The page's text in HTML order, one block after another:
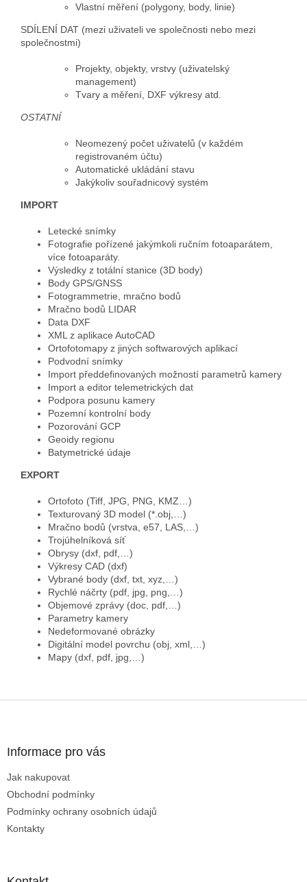
Vlastní měření (polygony, body, linie)
SDÍLENÍ DAT (mezi uživateli ve společnosti nebo mezi
společnostmi)
Projekty, objekty, vrstvy (uživatelský
management)
Tvary a měření, DXF výkresy atd.
OSTATNÍ
Neomezený počet uživatelů (v každém
registrovaném účtu)
Automatické ukládání stavu
Jakýkoliv souřadnicový systém
IMPORT
Letecké snímky
Fotografie pořízené jakýmkoli ručním fotoaparátem,
více fotoaparáty.
Výsledky z totální stanice (3D body)
Body GPS/GNSS
Fotogrammetrie, mračno bodů
Mračno bodů LIDAR
Data DXF
XML z aplikace AutoCAD
Ortofotomapy z jiných softwarových aplikací
Podvodní snímky
Import předdefinovaných možností parametrů kamery
Import a editor telemetrických dat
Podpora posunu kamery
Pozemní kontrolní body
Pozorování GCP
Geoidy regionu
Batymetrické údaje
EXPORT
Ortofoto (Tiff, JPG, PNG, KMZ…)
Texturovaný 3D model (*.obj,…)
Mračno bodů (vrstva, e57, LAS,…)
Trojúhelníková síť
Obrysy (dxf, pdf,…)
Výkresy CAD (dxf)
Vybrané body (dxf, txt, xyz,…)
Rychlé náčrty (pdf, jpg, png,…)
Objemové zprávy (doc, pdf,…)
Parametry kamery
Nedeformované obrázky
Digitální model povrchu (obj, xml,…)
Mapy (dxf, pdf, jpg,…)
Informace pro vás
Jak nakupovat
Obchodní podmínky
Podmínky ochrany osobních údajů
Kontakty